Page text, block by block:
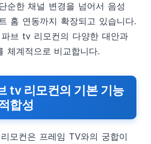
순한 채널 변경을 넘어서 음성
홈 연동까지 확장되고 있습니다.
브 tv 리모컨의 다양한 대안과
체계적으로 비교합니다.
tv 리모컨의 기본 기능
합성
모컨은 프레임 TV와의 궁합이